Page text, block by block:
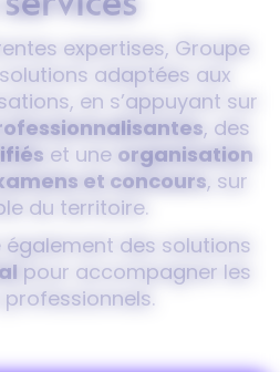
expertises, Groupe
adaptées aux
en s’appuyant sur
, des
et une organisation
et concours, sur
du territoire.
également des solutions
pour accompagner les